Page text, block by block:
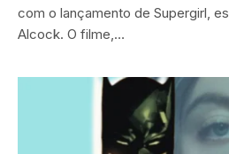
com o lançamento de Supergirl,
Alcock. O filme,…